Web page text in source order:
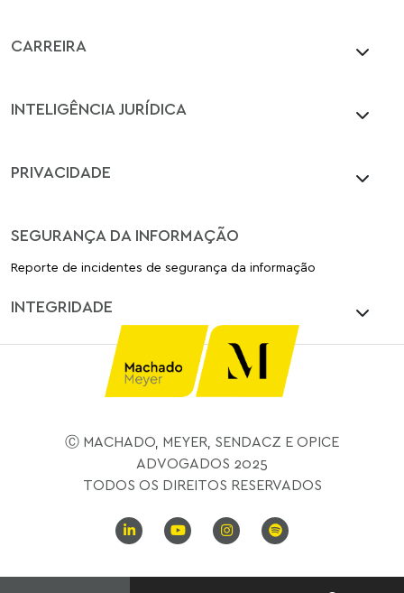
CARREIRA
INTELIGÊNCIA JURÍDICA
PRIVACIDADE
SEGURANÇA DA INFORMAÇÃO
Reporte de incidentes de segurança da informação
INTEGRIDADE
Ⓒ MACHADO, MEYER, SENDACZ E OPICE
ADVOGADOS 2025
TODOS OS DIREITOS RESERVADOS